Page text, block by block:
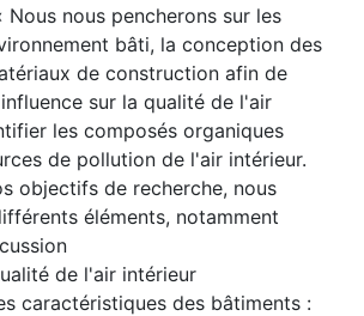
Nous nous pencherons sur les
bâti, la conception des
de construction afin de
sur la qualité de l'air
les composés organiques
de pollution de l'air intérieur.
objectifs de recherche, nous
éléments, notamment
de l'air intérieur
caractéristiques des bâtiments :